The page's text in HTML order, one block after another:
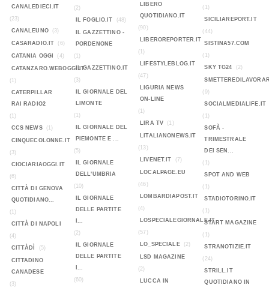
CANALEDIECI.IT
(23)
CANALEUNO
(3)
CASARADIO.IT (6)
CATANIA OGGI (4)
CATANZARO.WEBOGGI.IT
(1)
CATERPILLAR
RAI RADIO2
(1)
CCS NEWS
(1)
CINQUECOLONNE.IT
(3)
CIOCIARIAOGGI.IT
(6)
CITTÀ DI GENOVA
QUOTIDIANO...
(1)
CITTÀ DI NAPOLI
(4)
CITTÀDÌ
(5)
CITTADINO
CANADESE
(3)
(2)
IL FOGLIO.IT
(48)
IL GAZZETTINO -
PORDENONE
(1)
IL GAZZETTINO.IT
(3)
IL GIORNALE DEL
LIMONTE
(1)
IL GIORNALE DEL
PIEMONTE E ...
(5)
IL GIORNALE
DELL'UMBRIA
(10)
IL GIORNALE
DELLE PARTITE
I...
(2)
IL GIORNALE
DELLE PARTITE
I...
(60)
LIBERO
QUOTIDIANO.IT
(90)
LIBEROREPORTER.IT
(1)
LIFESTYLEBLOG.IT
(47)
LIGURIA NEWS
ON-LINE
(1)
LIRA TV
(1)
LITALIANONEWS.IT
(13)
LIVENET.IT
(7)
LOCALPAGE.EU
(46)
LOMBARDIAPOST.IT
(4)
LOSPECIALEGIORNALE.IT
(57)
LO_SPECIALE
(2)
LSD MAGAZINE
(2)
LUCCA IN
(1)
SICILIAREPORT.IT
(44)
SISTINA57.COM
(1)
SKY TG24
(2)
(9)
SOCIALMEDIALIFE.IT
(1)
SOFÀ -
TRIMESTRALE
DEI SEN...
(1)
SPOT AND WEB
(1)
STADIOTORINO.IT
(1)
START MAGAZINE
(1)
STRANOTIZIE.IT
(24)
STRILL.IT
QUOTIDIANO IN